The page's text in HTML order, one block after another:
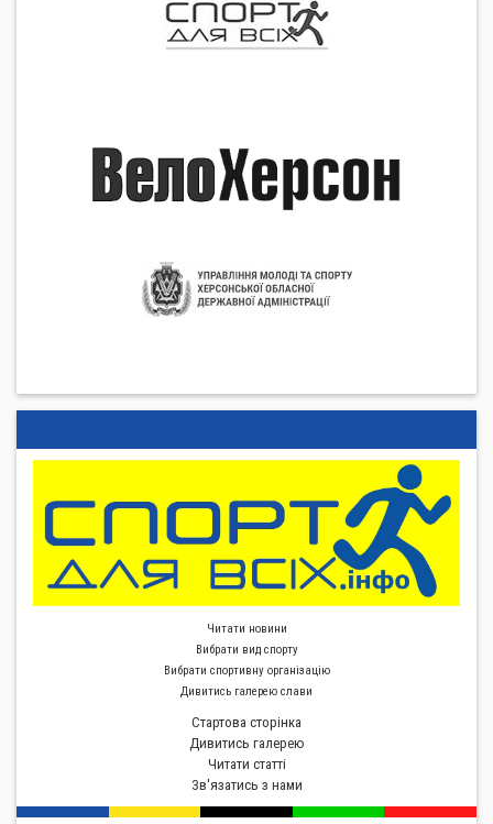
Читати новини
Вибрати вид спорту
Вибрати спортивну органiзацiю
Дивитись галерею слави
Стартова сторiнка
Дивитись галерею
Читати статті
Зв'язатись з нами